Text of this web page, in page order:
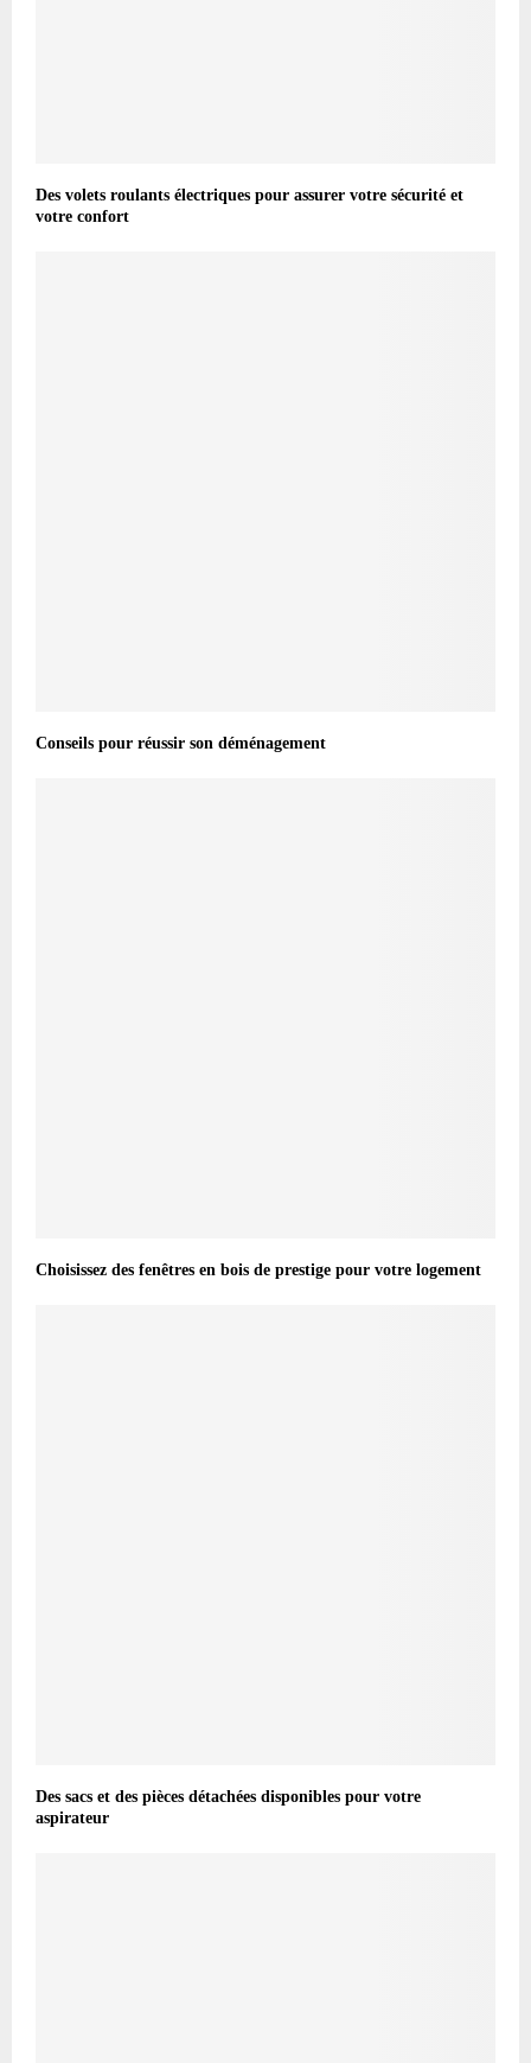
Des volets roulants électriques pour assurer votre sécurité et
votre confort
Conseils pour réussir son déménagement
Choisissez des fenêtres en bois de prestige pour votre logement
Des sacs et des pièces détachées disponibles pour votre
aspirateur